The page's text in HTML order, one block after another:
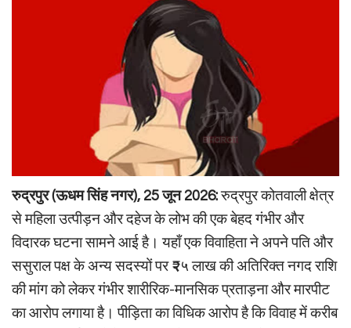
रुद्रपुर (ऊधम सिंह नगर), 25 जून 2026:रुद्रपुर कोतवाली क्षेत्र
से महिला उत्पीड़न और दहेज के लोभ की एक बेहद गंभीर और
विदारक घटना सामने आई है। यहाँ एक विवाहिता ने अपने पति और
ससुराल पक्ष के अन्य सदस्यों पर ₹२५ लाख की अतिरिक्त नगद राशि
की मांग को लेकर गंभीर शारीरिक-मानसिक प्रताड़ना और मारपीट
का आरोप लगाया है। पीड़िता का विधिक आरोप है कि विवाह में करीब